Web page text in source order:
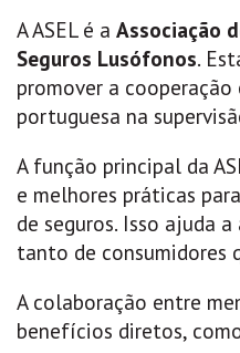
A ASEL é a Associação
Seguros Lusófonos.
promover a
portuguesa na
A função principal da
e melhores práticas
de seguros. Isso ajuda
tanto de consumidores
A colaboração entre
benefícios diretos,